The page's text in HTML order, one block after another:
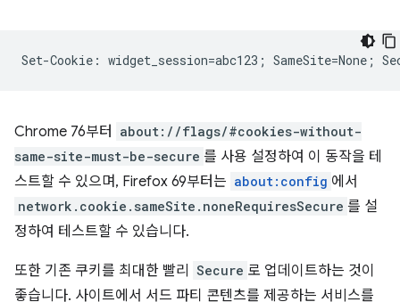
Chrome 76부터
about://flags/#cookies-without-
same-site-must-be-secure 를 사용 설정하여 이 동작을 테
스트할 수 있으며, Firefox 69부터는 about:config 에서
network.cookie.sameSite.noneRequiresSecure 를 설
정하여 테스트할 수 있습니다.
또한 기존 쿠키를 최대한 빨리 Secure 로 업데이트하는 것이
좋습니다. 사이트에서 서드 파티 콘텐츠를 제공하는 서비스를